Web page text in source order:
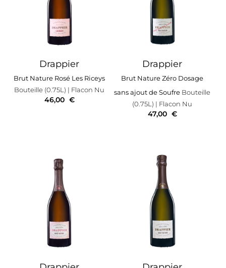
Drappier
Brut Nature Rosé Les Riceys
Bouteille (0.75L) | Flacon Nu
46,00 €
Drappier
Brut Nature Zéro Dosage
sans ajout de Soufre Bouteille
(0.75L) | Flacon Nu
47,00 €